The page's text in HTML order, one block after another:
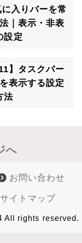
に入りバーを常
｜表示・非表
設定
】タスクバー
表示する設定
法
へ
お問い合わせ
イトマップ
All rights reserved.